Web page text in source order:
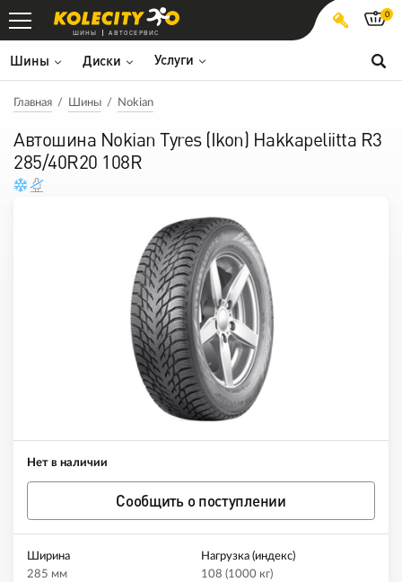
ШИНЫ АВТОСЕРВИС
Шины Диски Услуги
0
Главная Шины Nokian
Автошина Nokian Tyres (Ikon) Hakkapeliitta R3
285/40R20 108R
Нет в наличии
Сообщить о поступлении
Ширина
285 мм
Нагрузка (индекс)
108 (1000 кг)